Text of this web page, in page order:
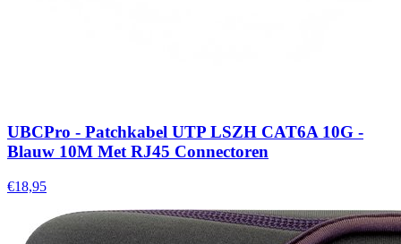
UBCPro - Patchkabel UTP LSZH CAT6A 10G -
Blauw 10M Met RJ45 Connectoren
€18,95